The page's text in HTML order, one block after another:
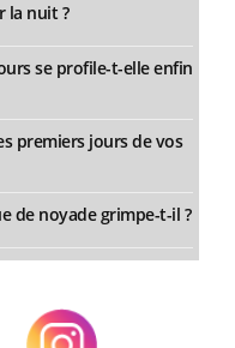
la nuit ?
se profile-t-elle enfin
premiers jours de vos
de noyade grimpe-t-il ?